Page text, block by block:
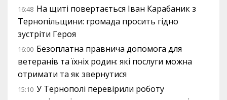
16:48 На щиті повертається Іван Карабаник з
Тернопільщини: громада просить гідно
зустріти Героя
16:00 Безоплатна правнича допомога для
ветеранів та їхніх родин: які послуги можна
отримати та як звернутися
15:10 У Тернополі перевірили роботу